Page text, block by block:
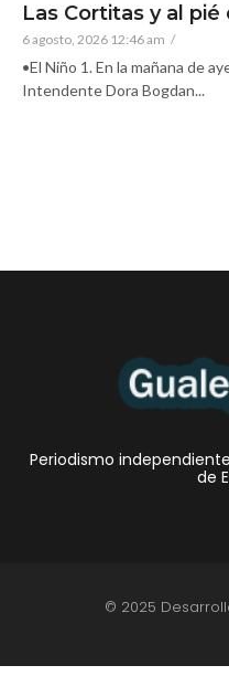
Las Cortitas y al
6 agosto, 2026 12:46 am /
•El Niño 1. En la mañana de
Intendente Dora Bogdan...
Periodismo
de
© 2025